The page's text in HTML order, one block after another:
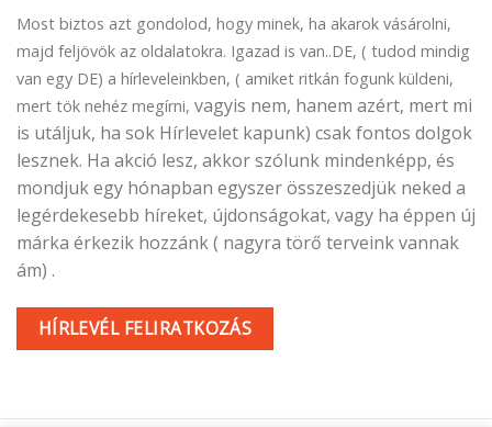
Most biztos azt gondolod, hogy minek, ha akarok vásárolni,
majd feljövök az oldalatokra. Igazad is van..DE, ( tudod mindig
van egy DE) a hírleveleinkben, ( amiket ritkán fogunk küldeni,
mert tök nehéz megírni, vagyis nem, hanem azért, mert mi
is utáljuk, ha sok Hírlevelet kapunk) csak fontos dolgok
lesznek. Ha akció lesz, akkor szólunk mindenképp, és
mondjuk egy hónapban egyszer összeszedjük neked a
legérdekesebb híreket, újdonságokat, vagy ha éppen új
márka érkezik hozzánk ( nagyra törő terveink vannak
ám) .
HÍRLEVÉL FELIRATKOZÁS